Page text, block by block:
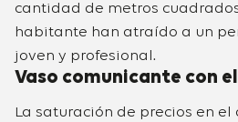
cantidad de metros
habitante han atraído a un
joven y profesional.
Vaso comunicante con
La saturación de precios en